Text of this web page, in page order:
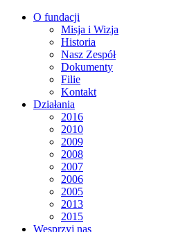
O fundacji
Misja i Wizja
Historia
Nasz Zespół
Dokumenty
Filie
Kontakt
Działania
2016
2010
2009
2008
2007
2006
2005
2013
2015
Wesprzyj nas